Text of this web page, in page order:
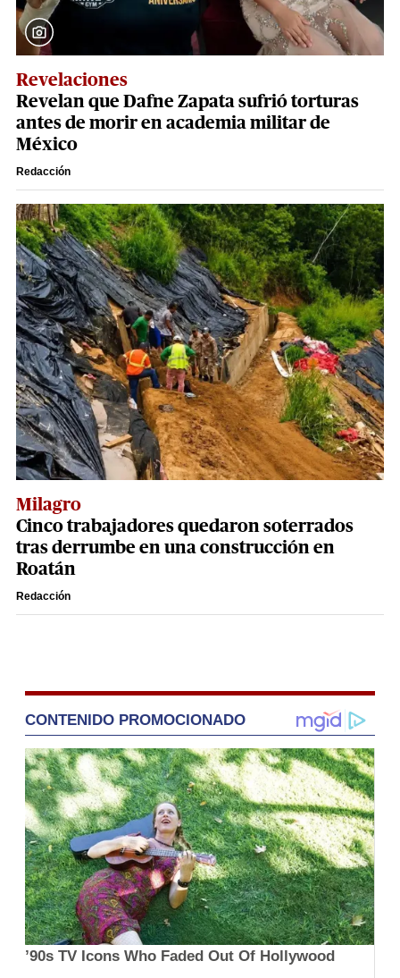
Revelaciones
Revelan que Dafne Zapata sufrió torturas
antes de morir en academia militar de
México
Redacción
Milagro
Cinco trabajadores quedaron soterrados
tras derrumbe en una construcción en
Roatán
Redacción
CONTENIDO PROMOCIONADO
’90s TV Icons Who Faded Out Of Hollywood